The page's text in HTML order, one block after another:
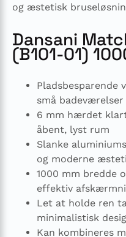
og æstetisk
Dansani
(B101-01)
små badeværelser
6 mm hærdet
åbent, lyst rum
Slanke
og moderne
1000 mm bredde
effektiv
Let at holde ren
minimalistisk
Kan kombineres